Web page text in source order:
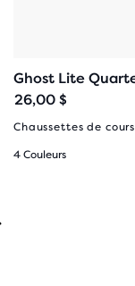
Ghost Lite
26,00 $
Chaussettes de
4 Couleurs